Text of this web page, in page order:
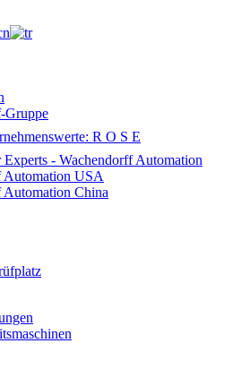
Gruppe
R O S E
Experts - Wachendorff Automation
Automation USA
Automation China